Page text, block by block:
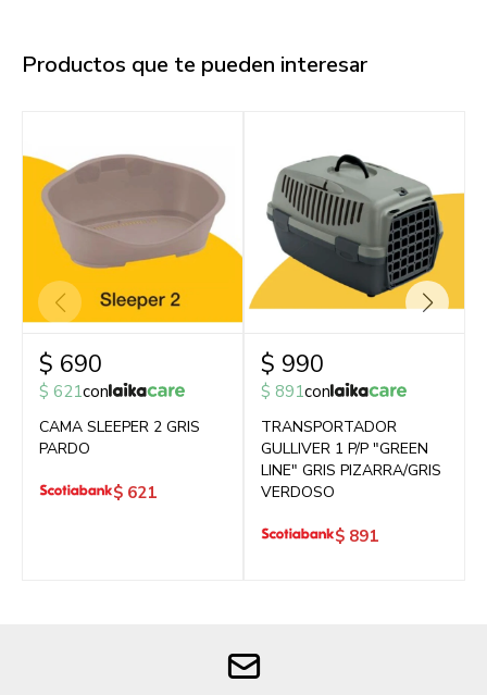
Productos que te pueden interesar
$ 690
$ 621con
CAMA SLEEPER 2 GRIS
PARDO
$ 621
$ 990
$ 891con
TRANSPORTADOR
GULLIVER 1 P/P "GREEN
LINE" GRIS PIZARRA/GRIS
VERDOSO
$ 891